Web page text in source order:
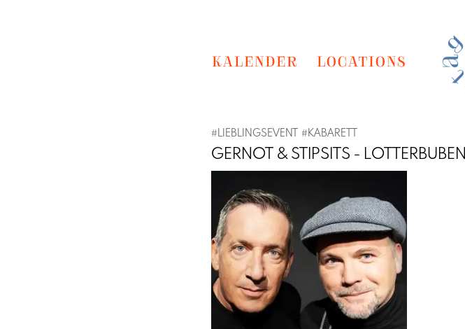
KALENDER LOCATIONS
#LIEBLINGSEVENT #KABARETT
GERNOT & STIPSITS - LOTTERBUBEN
Previous Next